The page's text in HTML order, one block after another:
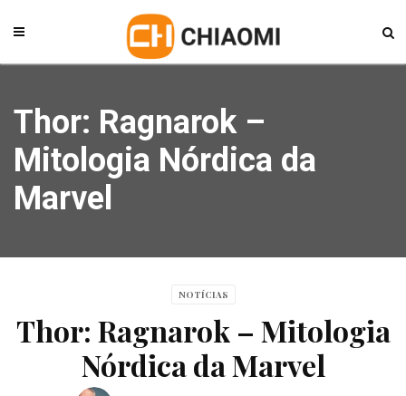
Thor: Ragnarok –
Mitologia Nórdica da
Marvel
NOTÍCIAS
Thor: Ragnarok – Mitologia
Nórdica da Marvel